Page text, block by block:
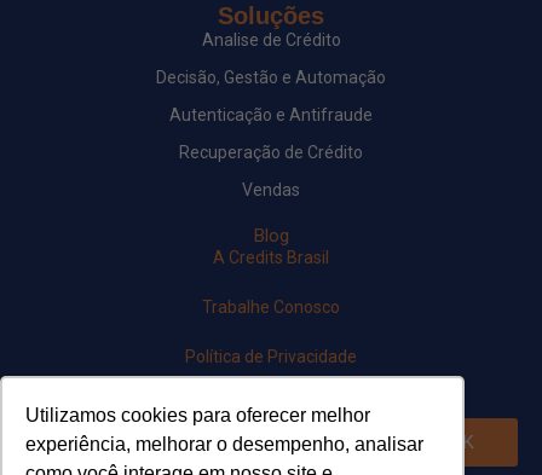
Utilizamos cookies para oferecer melhor
experiência, melhorar o desempenho, analisar
Soluções
Analise de Crédito
Decisão, Gestão e Automação
Autenticação e Antifraude
Recuperação de Crédito
Vendas
Blog
A Credits Brasil
Trabalhe Conosco
Política de Privacidade
Newsletter
OK